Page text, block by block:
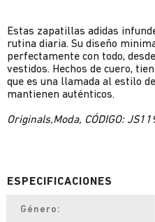
Estas zapatillas adidas
rutina diaria. Su diseño
perfectamente con todo,
vestidos. Hechos de cuero,
que es una llamada al estilo
mantienen auténticos.
Originals,Moda, CÓDIGO:
Género